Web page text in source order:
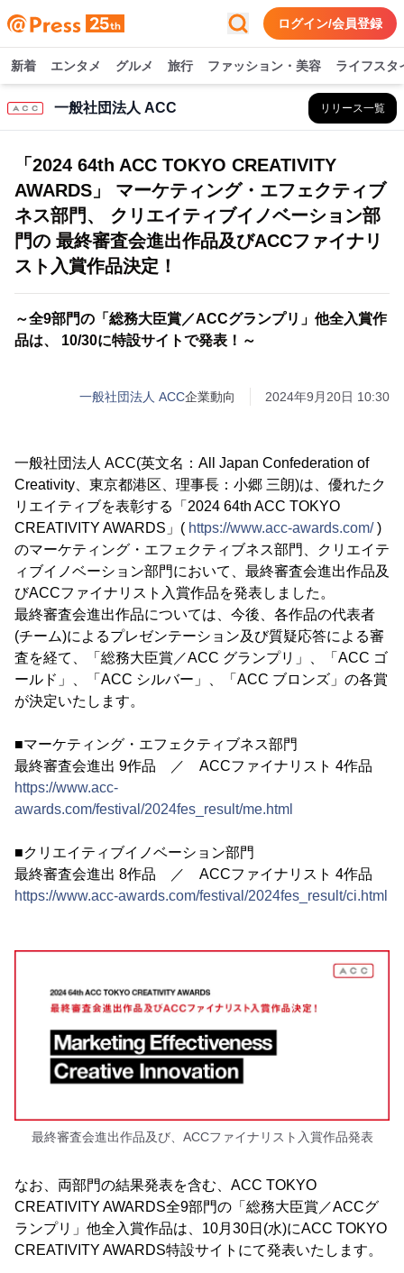
ログイン/会員登録
新着 エンタメ グルメ 旅行 ファッション・美容 ライフスタ
一般社団法人 ACC リリース一覧
「2024 64th ACC TOKYO CREATIVITY
AWARDS」 マーケティング・エフェクティブ
ネス部門、 クリエイティブイノベーション部
門の 最終審査会進出作品及びACCファイナリ
スト入賞作品決定！
～全9部門の「総務大臣賞／ACCグランプリ」他全入賞作
品は、 10/30に特設サイトで発表！～
一般社団法人 ACC企業動向 2024年9月20日 10:30
一般社団法人 ACC(英文名：All Japan Confederation of
Creativity、東京都港区、理事長：小郷 三朗)は、優れたク
リエイティブを表彰する「2024 64th ACC TOKYO
CREATIVITY AWARDS」( https://www.acc-awards.com/)
のマーケティング・エフェクティブネス部門、クリエイテ
ィブイノベーション部門において、最終審査会進出作品及
びACCファイナリスト入賞作品を発表しました。
最終審査会進出作品については、今後、各作品の代表者
(チーム)によるプレゼンテーション及び質疑応答による審
査を経て、「総務大臣賞／ACC グランプリ」、「ACC ゴ
ールド」、「ACC シルバー」、「ACC ブロンズ」の各賞
が決定いたします。
■マーケティング・エフェクティブネス部門
最終審査会進出 9作品 ／ ACCファイナリスト 4作品
https://www.acc-
awards.com/festival/2024fes_result/me.html
■クリエイティブイノベーション部門
最終審査会進出 8作品 ／ ACCファイナリスト 4作品
https://www.acc-awards.com/festival/2024fes_result/ci.html
最終審査会進出作品及び、ACCファイナリスト入賞作品発表
なお、両部門の結果発表を含む、ACC TOKYO
CREATIVITY AWARDS全9部門の「総務大臣賞／ACCグ
ランプリ」他全入賞作品は、10月30日(水)にACC TOKYO
CREATIVITY AWARDS特設サイトにて発表いたします。